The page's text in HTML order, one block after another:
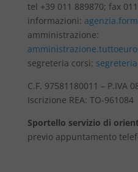
tel +39 011 889870; fax
informazioni:
amministrazione:
segreteria corsi:
C.F. 97581180011 – P.IVA
Iscrizione REA: TO-961084
Sportello servizio di
previo appuntamento